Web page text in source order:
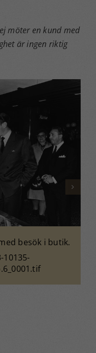
möter en kund med
är ingen riktig
besök i butik.
10135-